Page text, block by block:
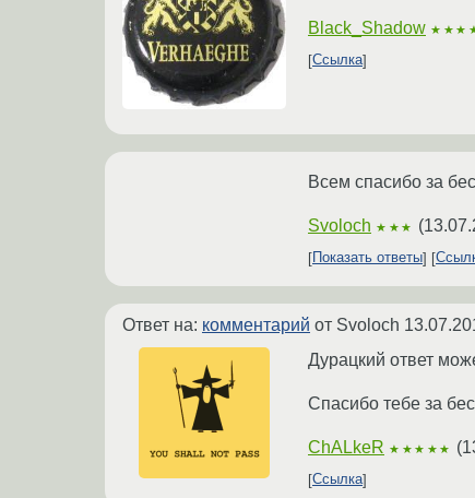
Black_Shadow
Ссылка
Всем спасибо за
Svoloch ★★★ (
Показать ответы
Ответ на: комментарий от Svoloch
Дурацкий ответ
Спасибо тебе за
ChALkeR ★★★★★ (
Ссылка